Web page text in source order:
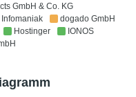
GmbH & Co. KG
Infomaniak
dogado GmbH
Hostinger
IONOS